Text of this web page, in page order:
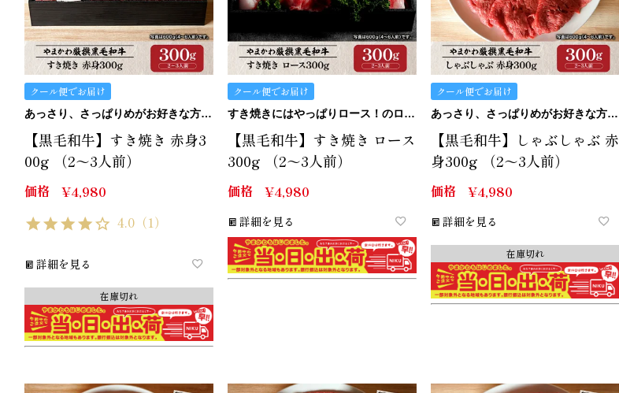
クール便でお届け
あっさり、さっぱりめがお好きな方にはこの赤身。
【黒毛和牛】すき焼き 赤身3
00g （2～3人前）
価格 ¥4,980
4.0 （1）
詳細を見る
在庫切れ
クール便でお届け
すき焼きにはやっぱりロース！のロースです。
【黒毛和牛】すき焼き ロース
300g （2～3人前）
価格 ¥4,980
詳細を見る
クール便でお届け
あっさり、さっぱりめがお好きな方にはこの赤身。
【黒毛和牛】しゃぶしゃぶ 赤
身300g （2～3人前）
価格 ¥4,980
詳細を見る
在庫切れ